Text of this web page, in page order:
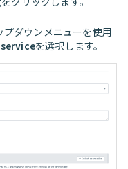
プダウンメニューを使用
を選択します。